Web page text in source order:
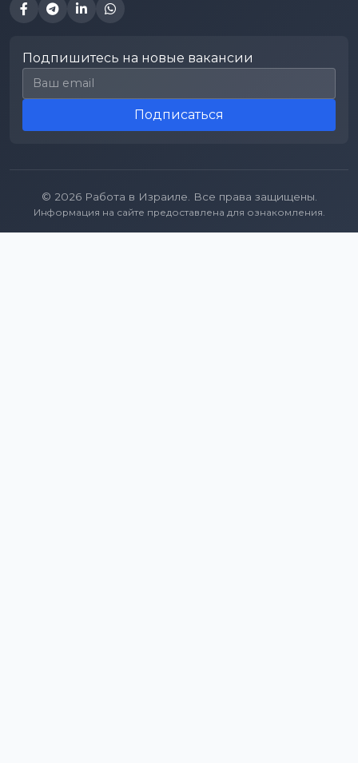
Подпишитесь на новые вакансии
Email для подписки
Подписаться
© 2026 Работа в Израиле. Все права защищены.
Информация на сайте предоставлена для ознакомления.